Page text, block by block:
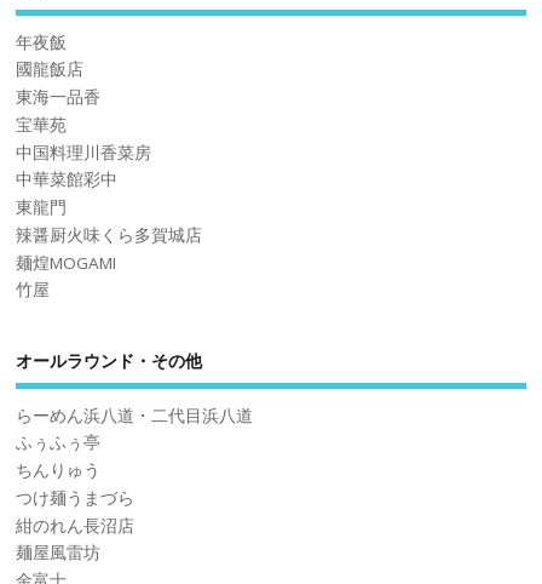
年夜飯
國龍飯店
東海一品香
宝華苑
中国料理川香菜房
中華菜館彩中
東龍門
辣醤厨火味くら多賀城店
麺煌MOGAMI
竹屋
オールラウンド・その他
らーめん浜八道・二代目浜八道
ふぅふぅ亭
ちんりゅう
つけ麺うまづら
紺のれん長沼店
麺屋風雷坊